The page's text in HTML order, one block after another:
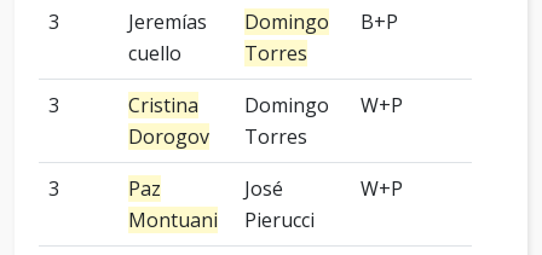
3
Jeremías
cuello
Domingo
Torres
B+P
3
Cristina
Dorogov
Domingo
Torres
W+P
3
Paz
Montuani
José
Pierucci
W+P